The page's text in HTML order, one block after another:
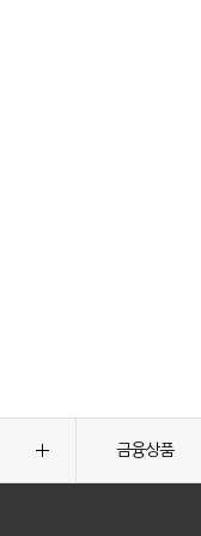
금융상품